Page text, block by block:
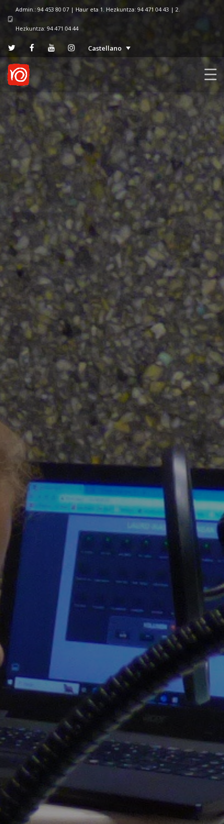
Admin.: 94 453 80 07 | Haur eta 1. Hezkuntza: 94 471 04 43 | 2.
Hezkuntza: 94 471 04 44
Castellano